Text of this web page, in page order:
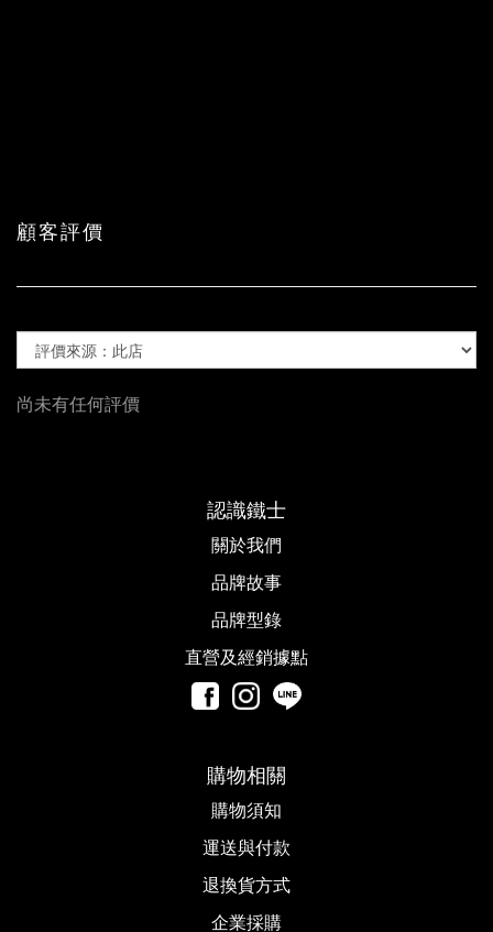
顧客評價
尚未有任何評價
認識鐵士
關於我們
品牌故事​
品牌型錄
直營及經銷據點
購物相關
購物須知
運送與付款
退換貨方式
企業採購